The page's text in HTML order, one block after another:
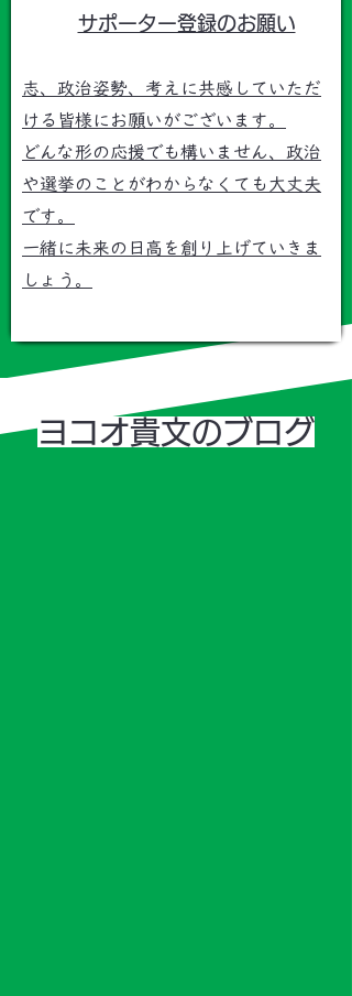
サポーター登録のお願い
志、政治姿勢、考えに共感していただ
ける皆様にお願いがございます。
どんな形の応援でも構いません、政治
や選挙のことがわからなくても大丈夫
です。
一緒に未来の日高を創り上げていきま
しょう。
​ヨコオ貴文のブログ